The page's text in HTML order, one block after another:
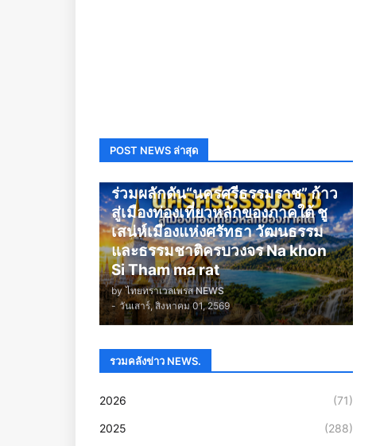
POST NEWS ล่าสุด
ร่วมผลักดัน“นครศรีธรรมราช” ก้าว
สู่เมืองท่องเที่ยวหลักของภาคใต้ ชู
เสน่ห์เมืองแห่งศรัทธา วัฒนธรรม
และธรรมชาติครบวงจร Na khon
Si Tham ma rat
by ไทยทราเวลเพรส NEWS
- วันเสาร์, สิงหาคม 01, 2569
รวมคลังข่าว NEWS.
2026 (71)
2025 (288)